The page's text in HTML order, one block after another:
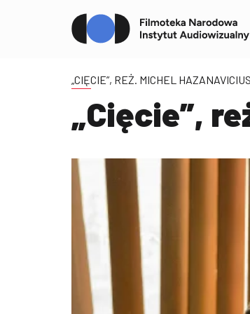
„CIĘCIE”, REŻ. MICHEL HAZANAVICIUS
„Cięcie”,